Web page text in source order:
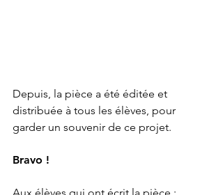
Depuis, la pièce a été éditée et
distribuée à tous les élèves, pour
garder un souvenir de ce projet.
Bravo !